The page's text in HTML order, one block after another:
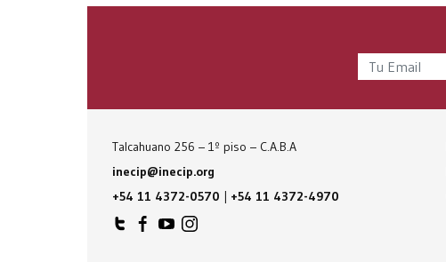
Talcahuano 256 – 1º piso – C.A.B.A
inecip@inecip.org
+54 11 4372-0570
+54 11 4372-4970